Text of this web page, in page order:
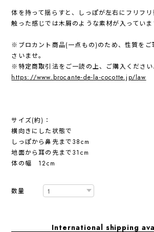
体を持って揺らすと、しっぽが左右にフリフリ
触った感じでは木屑のような素材が入っていま
※ブロカント商品(一点もの)のため、性質をご
さいませ。
※特定商取引法をご一読の上、ご購入ください
https://www.brocante-de-la-cocotte.jp/law
サイズ(約)：
横向きにした状態で
しっぽから鼻先まで38cm
地面から耳の先まで31cm
体の幅 12cm
数量
International shipping